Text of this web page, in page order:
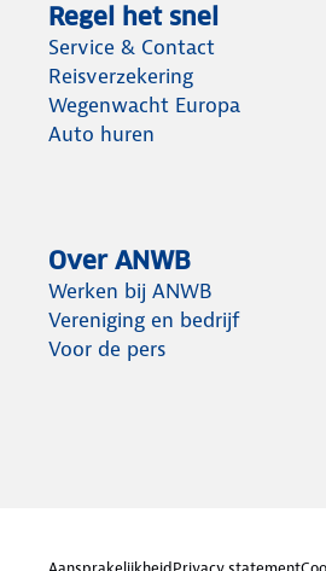
Regel het snel
Service & Contact
Reisverzekering
Wegenwacht Europa
Auto huren
Over ANWB
Werken bij ANWB
Vereniging en bedrijf
Voor de pers